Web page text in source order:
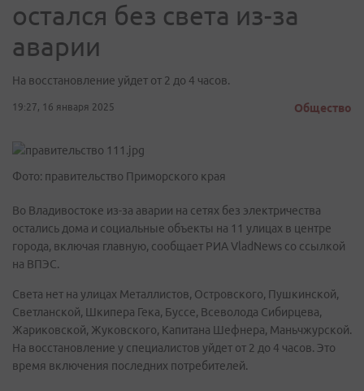
остался без света из-за
аварии
На восстановление уйдет от 2 до 4 часов.
19:27, 16 января 2025 Общество
Фото: правительство Приморского края
Во Владивостоке из-за аварии на сетях без электричества
остались дома и социальные объекты на 11 улицах в центре
города, включая главную, сообщает РИА VladNews со ссылкой
на ВПЭС.
Света нет на улицах Металлистов, Островского, Пушкинской,
Светланской, Шкипера Гека, Буссе, Всеволода Сибирцева,
Жариковской, Жуковского, Капитана Шефнера, Маньчжурской.
На восстановление у специалистов уйдет от 2 до 4 часов. Это
время включения последних потребителей.